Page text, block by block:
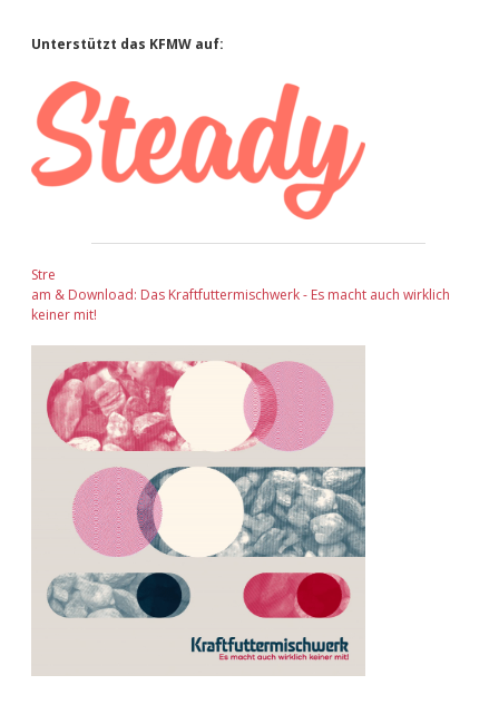
Sidebar
Unterstützt das KFMW auf:
Stre
am & Download: Das Kraftfuttermischwerk - Es macht auch wirklich
keiner mit!